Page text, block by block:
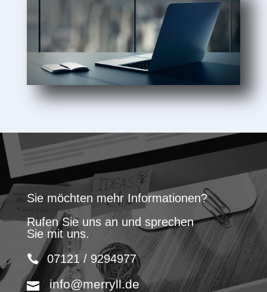
Sie möchten mehr Informationen?
Rufen Sie uns an und sprechen
Sie mit uns.
07121 / 9294977
info@merryll.de